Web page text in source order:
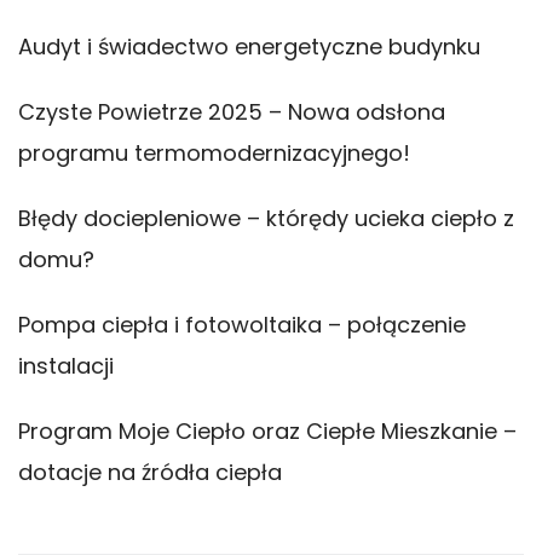
Audyt i świadectwo energetyczne budynku
Czyste Powietrze 2025 – Nowa odsłona
programu termomodernizacyjnego!
Błędy dociepleniowe – którędy ucieka ciepło z
domu?
Pompa ciepła i fotowoltaika – połączenie
instalacji
Program Moje Ciepło oraz Ciepłe Mieszkanie –
dotacje na źródła ciepła